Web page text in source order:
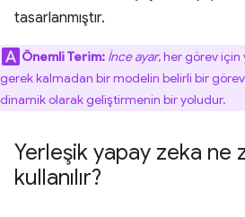
tasarlanmıştır.
Önemli Terim: İnce ayar, her görev
gerek kalmadan bir modelin belirli bir
dinamik olarak geliştirmenin bir yoludur.
Yerleşik yapay zeka ne
kullanılır?